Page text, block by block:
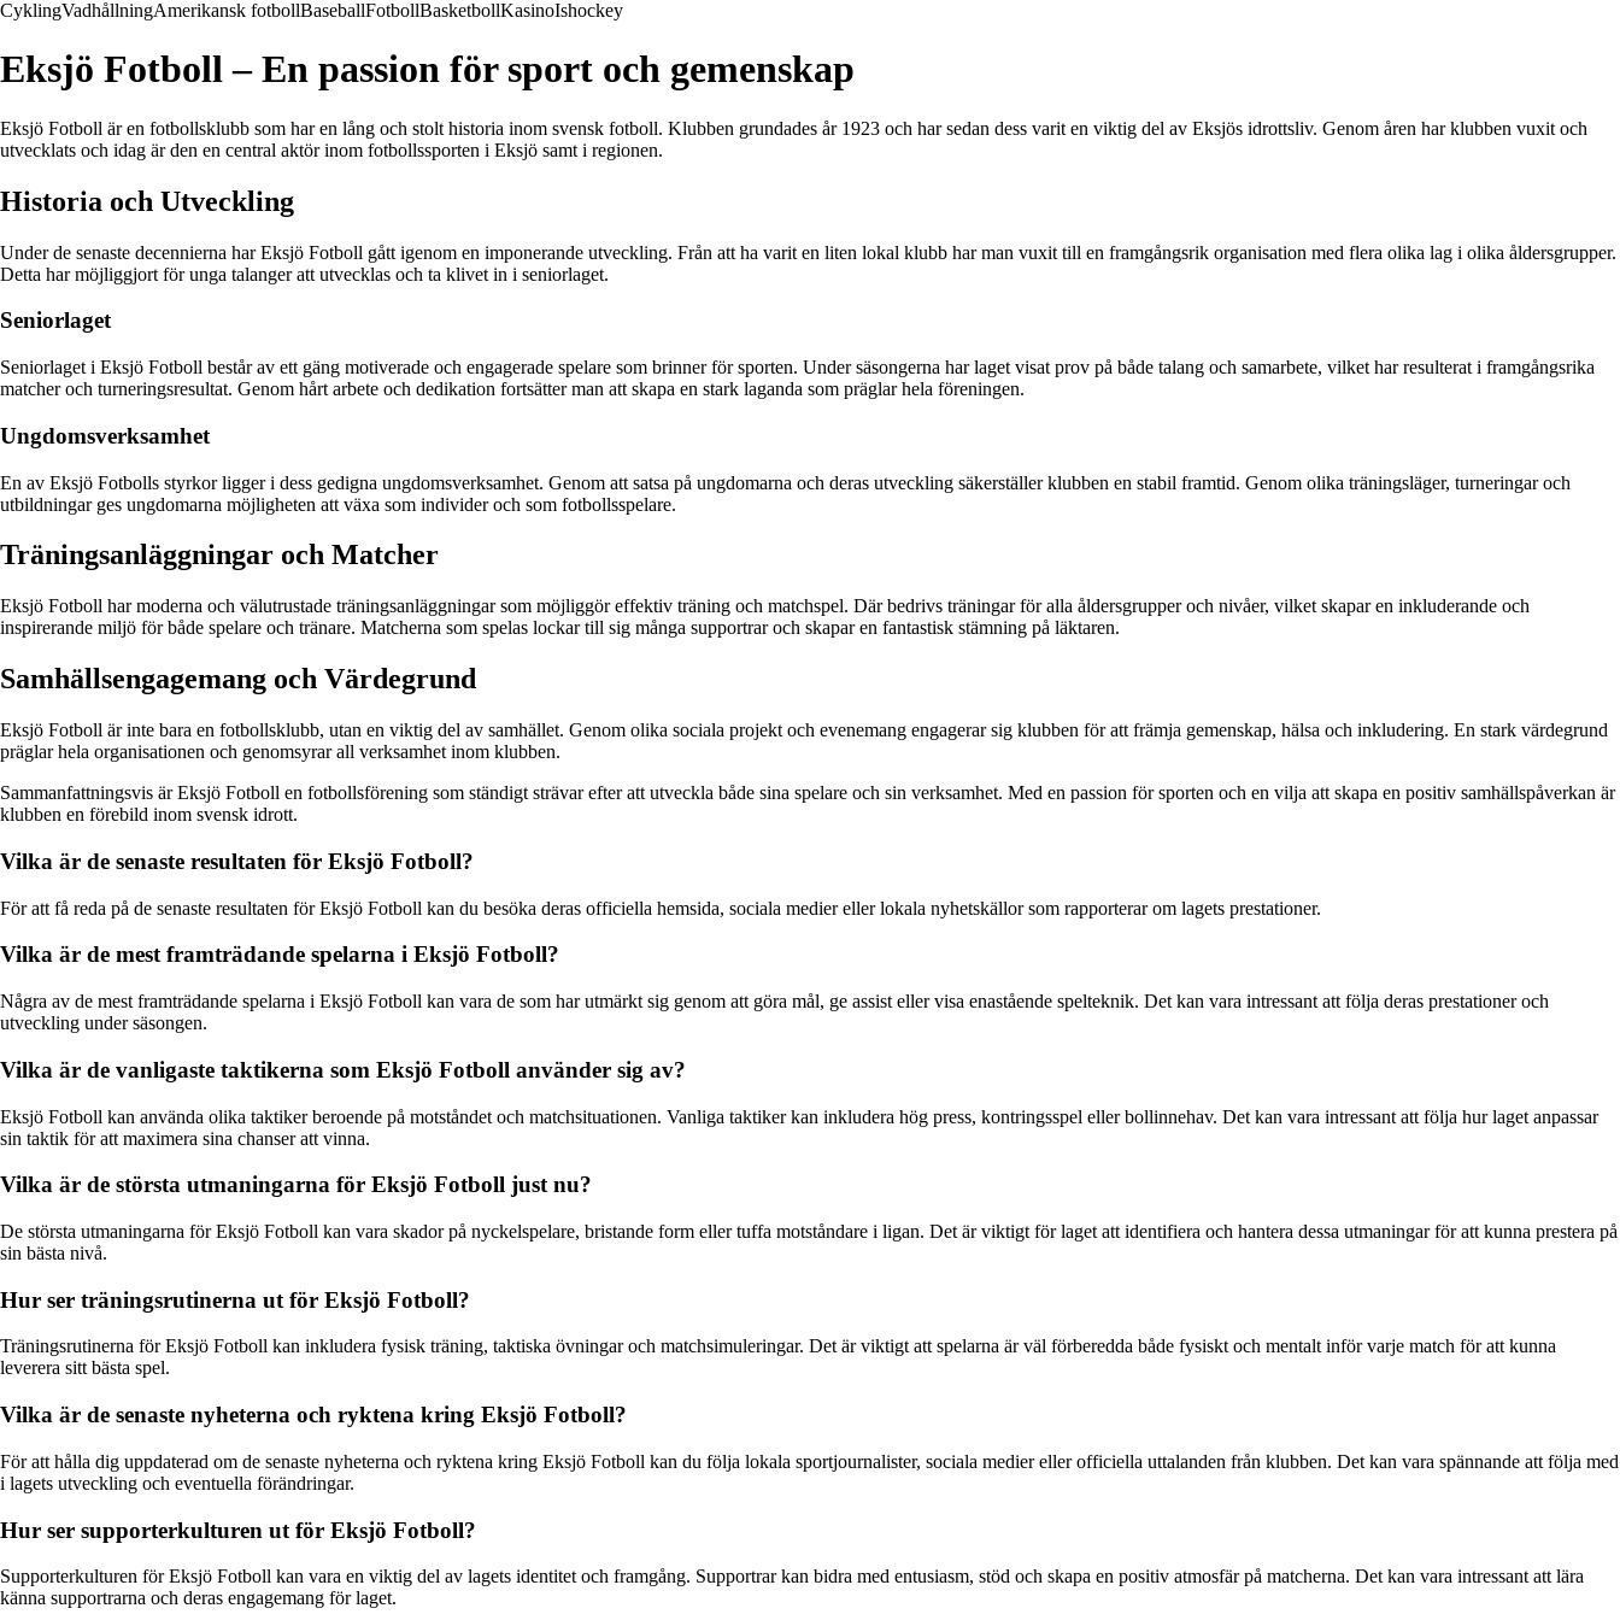
CyklingVadhållningAmerikansk fotbollBaseballFotbollBasketbollKasinoIshockey
Eksjö Fotboll – En passion för sport och gemenskap
Eksjö Fotboll är en fotbollsklubb som har en lång och stolt historia inom svensk fotboll. Klubben grundades år 1923 och har sedan dess varit en viktig del av Eksjös idrottsliv. Genom åren har klubben vuxit och
utvecklats och idag är den en central aktör inom fotbollssporten i Eksjö samt i regionen.
Historia och Utveckling
Under de senaste decennierna har Eksjö Fotboll gått igenom en imponerande utveckling. Från att ha varit en liten lokal klubb har man vuxit till en framgångsrik organisation med flera olika lag i olika åldersgrupper.
Detta har möjliggjort för unga talanger att utvecklas och ta klivet in i seniorlaget.
Seniorlaget
Seniorlaget i Eksjö Fotboll består av ett gäng motiverade och engagerade spelare som brinner för sporten. Under säsongerna har laget visat prov på både talang och samarbete, vilket har resulterat i framgångsrika
matcher och turneringsresultat. Genom hårt arbete och dedikation fortsätter man att skapa en stark laganda som präglar hela föreningen.
Ungdomsverksamhet
En av Eksjö Fotbolls styrkor ligger i dess gedigna ungdomsverksamhet. Genom att satsa på ungdomarna och deras utveckling säkerställer klubben en stabil framtid. Genom olika träningsläger, turneringar och
utbildningar ges ungdomarna möjligheten att växa som individer och som fotbollsspelare.
Träningsanläggningar och Matcher
Eksjö Fotboll har moderna och välutrustade träningsanläggningar som möjliggör effektiv träning och matchspel. Där bedrivs träningar för alla åldersgrupper och nivåer, vilket skapar en inkluderande och
inspirerande miljö för både spelare och tränare. Matcherna som spelas lockar till sig många supportrar och skapar en fantastisk stämning på läktaren.
Samhällsengagemang och Värdegrund
Eksjö Fotboll är inte bara en fotbollsklubb, utan en viktig del av samhället. Genom olika sociala projekt och evenemang engagerar sig klubben för att främja gemenskap, hälsa och inkludering. En stark värdegrund
präglar hela organisationen och genomsyrar all verksamhet inom klubben.
Sammanfattningsvis är Eksjö Fotboll en fotbollsförening som ständigt strävar efter att utveckla både sina spelare och sin verksamhet. Med en passion för sporten och en vilja att skapa en positiv samhällspåverkan är
klubben en förebild inom svensk idrott.
Vilka är de senaste resultaten för Eksjö Fotboll?
För att få reda på de senaste resultaten för Eksjö Fotboll kan du besöka deras officiella hemsida, sociala medier eller lokala nyhetskällor som rapporterar om lagets prestationer.
Vilka är de mest framträdande spelarna i Eksjö Fotboll?
Några av de mest framträdande spelarna i Eksjö Fotboll kan vara de som har utmärkt sig genom att göra mål, ge assist eller visa enastående spelteknik. Det kan vara intressant att följa deras prestationer och
utveckling under säsongen.
Vilka är de vanligaste taktikerna som Eksjö Fotboll använder sig av?
Eksjö Fotboll kan använda olika taktiker beroende på motståndet och matchsituationen. Vanliga taktiker kan inkludera hög press, kontringsspel eller bollinnehav. Det kan vara intressant att följa hur laget anpassar
sin taktik för att maximera sina chanser att vinna.
Vilka är de största utmaningarna för Eksjö Fotboll just nu?
De största utmaningarna för Eksjö Fotboll kan vara skador på nyckelspelare, bristande form eller tuffa motståndare i ligan. Det är viktigt för laget att identifiera och hantera dessa utmaningar för att kunna prestera på
sin bästa nivå.
Hur ser träningsrutinerna ut för Eksjö Fotboll?
Träningsrutinerna för Eksjö Fotboll kan inkludera fysisk träning, taktiska övningar och matchsimuleringar. Det är viktigt att spelarna är väl förberedda både fysiskt och mentalt inför varje match för att kunna
leverera sitt bästa spel.
Vilka är de senaste nyheterna och ryktena kring Eksjö Fotboll?
För att hålla dig uppdaterad om de senaste nyheterna och ryktena kring Eksjö Fotboll kan du följa lokala sportjournalister, sociala medier eller officiella uttalanden från klubben. Det kan vara spännande att följa med
i lagets utveckling och eventuella förändringar.
Hur ser supporterkulturen ut för Eksjö Fotboll?
Supporterkulturen för Eksjö Fotboll kan vara en viktig del av lagets identitet och framgång. Supportrar kan bidra med entusiasm, stöd och skapa en positiv atmosfär på matcherna. Det kan vara intressant att lära
känna supportrarna och deras engagemang för laget.